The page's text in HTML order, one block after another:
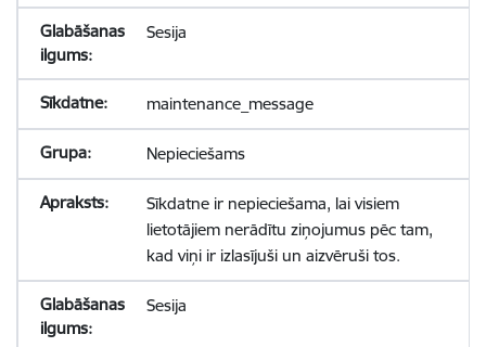
Sesija
maintenance_message
Nepieciešams
Sīkdatne ir nepieciešama, lai visiem
lietotājiem nerādītu ziņojumus pēc tam,
kad viņi ir izlasījuši un aizvēruši tos.
Sesija